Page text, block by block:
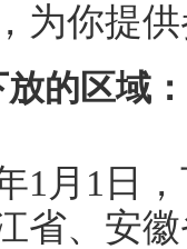
为你提
的区域：
月1日，
省、安